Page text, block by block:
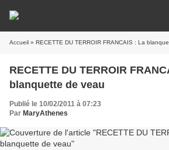
Accueil » RECETTE DU TERROIR FRANCAIS : La
RECETTE DU TERROIR
blanquette de veau
Publié le 10/02/2011 à 07:23
Par MaryAthenes